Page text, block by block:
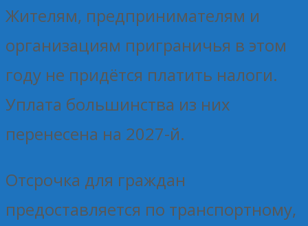
Жителям, предпринимателям и
организациям приграничья в этом
году не придётся платить налоги.
Уплата большинства из них
перенесена на 2027-й.
Отсрочка для граждан
предоставляется по транспортному,